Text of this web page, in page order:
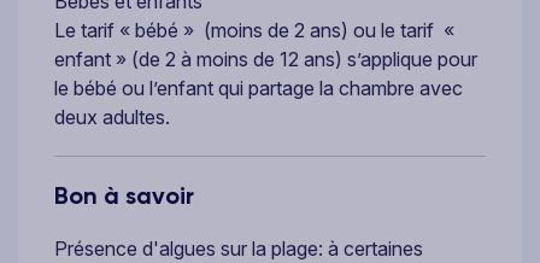
Le tarif « bébé » (moins de 2 ans) ou le tarif «
enfant » (de 2 à moins de 12 ans) s’applique pour
le bébé ou l’enfant qui partage la chambre avec
deux adultes.
Bon à savoir
Présence d'algues sur la plage: à certaines